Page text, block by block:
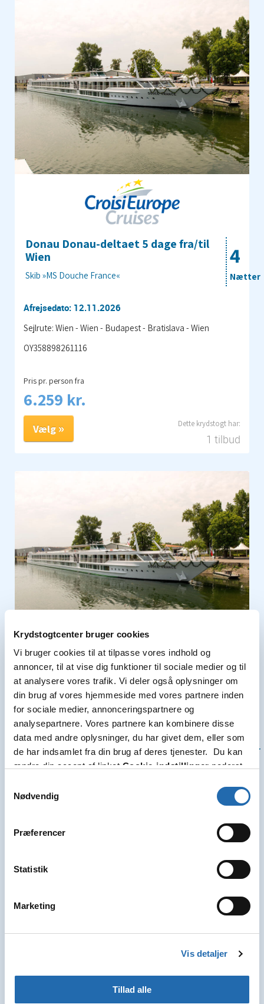
Krydstogtcenter bruger cookies
Vi bruger cookies til at tilpasse vores indhold og
annoncer, til at vise dig funktioner til sociale medier og til
at analysere vores trafik. Vi deler også oplysninger om
din brug af vores hjemmeside med vores partnere inden
for sociale medier, annonceringspartnere og
analysepartnere. Vores partnere kan kombinere disse
data med andre oplysninger, du har givet dem, eller som
de har indsamlet fra din brug af deres tjenester. Du kan
ændre din accept af linket Cookie-indstillinger nederst
Nødvendig
Præferencer
Statistik
Marketing
Vis detaljer
Tillad alle
4
Nætter
Donau Donau-deltaet 5 dage fra/til
Wien
Skib »MS Douche France«
Afrejsedato: 12.11.2026
Sejlrute: Wien - Wien - Budapest - Bratislava - Wien
OY358898261116
Pris pr. person fra
6.259 kr.
1 tilbud
Vælg
4
Nætter
Donau Donau-deltaet 5 dage fra/til
Wien
Skib »MS Douche France«
Sejlrute: Wien - Wien - Budapest - Bratislava - Wien
6.259 kr.
1 tilbud
Vælg